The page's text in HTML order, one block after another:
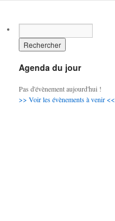
Agenda du jour
Pas d'évènement aujourd'hui !
>> Voir les évènements à venir <<